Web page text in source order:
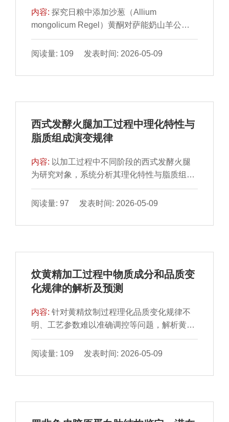
源、新技术与新理念进行归纳与评述，旨在为
食品产业的健康与可持续发展提供一些科学参
考。
内容:探究日粮中添加沙葱（Allium
mongolicum Regel）黄酮对萨能奶山羊公羔
宰后排酸期间羊肉品质特性的影响。选取18
只3 月龄健康、体质量相近的奶山羊公羔，随
（AMRF组）（2.8 g/（d·只）沙葱黄酮），饲
d。实验结束后屠宰取背最长肌样品，4 ℃条
标、质构特性、常规营养成分、脂肪酸组成、
抗氧化能力、肌纤维特性、超微结构及水分迁
在排酸过程中红度值、熟肉率显著上升（P＜
0.05），同时AMRF组的多不饱和脂肪酸含量
随排酸时间显著上升（P＜0.05），亮度、黄
度、剪切力和蒸煮损失显著降低（P＜
强；低场核磁共振与核磁共振成像显示AMRF
组持水能力优于CON组，自由水含量较高。综
上，日粮中添加沙葱黄酮可增强抗氧化性能、
调节肌纤维类型转化、改善蛋白质和脂质稳定
性、优化水分分布，有效提升排酸羊肉的食用
阅读量: 109 发表时间: 2026-05-09
西式发酵火腿加工过程中理化特性与
脂质组成演变规律
内容: 以加工过程中不同阶段的西式发酵火腿
为研究对象，系统分析其理化特性与脂质组成
的动态变化规律。通过测定水分含量、水分活
度及过氧化值，结合气相色谱法分析脂肪酸组
果表明，随着加工进程推进，火腿水分含量持
成在盐渍、风干和预熟化阶段发生显著重塑，
比例降低。具体表现为盐渍期单不饱和脂肪酸
比例下降，风干期回升，预熟化期多不饱和脂
中花生四烯酸（C20:4n-6）、二十碳五烯酸
（C20:5n-3）及二十碳三烯酸（C20:3n-3）含
量均显著增加，发酵成熟火腿半膜肌中二十碳
三烯酸（C20:3n-3）和二十碳五烯酸
阅读量: 97 发表时间: 2026-05-09
炆黄精加工过程中物质成分和品质变
化规律的解析及预测
内容:针对黄精炆制过程理化品质变化规律不
明、工艺参数难以准确调控等问题，解析黄精
在炆制过程中的品质变化规律并建立品质与关
键工艺参数的拟合曲线，以期为炆黄精工艺优
洗、深炆、轻干、酒制、虎蒸、续干、焙干7
及糖类、蛋白质、总黄酮、5-羟甲基糠醛（5-
阅读量: 109 发表时间: 2026-05-09